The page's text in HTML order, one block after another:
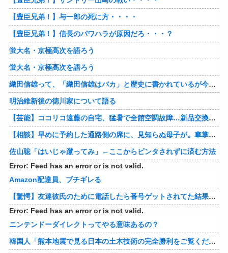
【豊臣兄弟！】与一郎の死に方・・・・
【豊臣兄弟！】信長のパワハラが原因だろ・・・？
蛍大名・京極高次を語ろう
蛍大名・京極高次を語ろう
織田信雄って、「織田信雄はバカ」と歴史に書かれているが今まで家が残っているんでバカではないよな？
明治維新後の徳川家について語る
【芸能】ココリコ遠藤の自宅、猛暑で全館空調故障…新品交換費300万円…高額費用に「高すぎる」
【相談】早めに予約した通路側の席に、見知らぬ母子が。車掌の呼びかけにも「目を閉じて無視」して居座られました。無理やり奪われた席は、結局“やったもん勝ち”になってしまうのでしょうか？
佐山聡「はいじゃ蹴ってみ」←ここからビンタされずに済む方法
Error: Feed has an error or is not valid.
Amazon配達員、ブチギレる
【驚愕】友達彼氏のために電話したら番号ゲットされてた結果ｗｗｗｗ 他
Error: Feed has an error or is not valid.
ニンテンドーダイレクトってやる意味あるの？
韓国人「熊本地震で見る日本の土木技術の完全勝利をご覧ください」→「これはすごいわ」「こういうのを見ると日本人は何か適当に作る感じがしない・・・」「あれがまさに経験値である」